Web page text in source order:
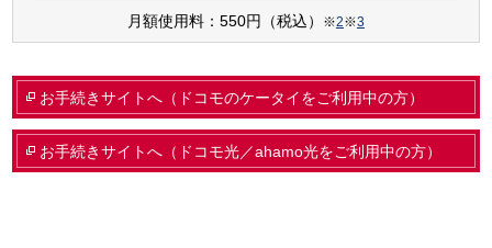
月額使用料：550円（税込） ※2※3
お手続きサイトへ（ドコモのケータイをご利用中の方）
お手続きサイトへ（ドコモ光／ahamo光をご利用中の方）